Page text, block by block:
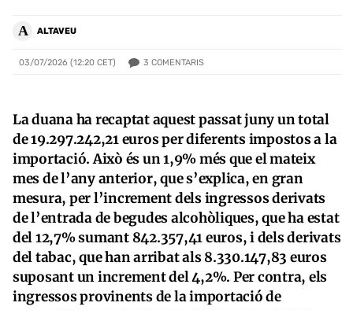
A ALTAVEU
03/07/2026 (12:20 CET) 3 COMENTARIS
La duana ha recaptat aquest passat juny un total
de 19.297.242,21 euros per diferents impostos a la
importació. Això és un 1,9% més que el mateix
mes de l’any anterior, que s’explica, en gran
mesura, per l’increment dels ingressos derivats
de l’entrada de begudes alcohòliques, que ha estat
del 12,7% sumant 842.357,41 euros, i dels derivats
del tabac, que han arribat als 8.330.147,83 euros
suposant un increment del 4,2%. Per contra, els
ingressos provinents de la importació de